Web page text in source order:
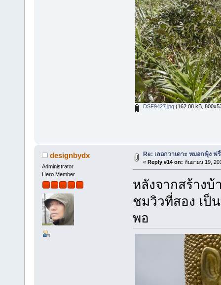
_DSF9427.jpg(162.08 kB,
designbydx
Administrator
Hero Member
Re: เลอกวาเดาะ หมอกฟุ้ง ฟ
« Reply #14 on: กันยายน 19,
หลังจากสร้างบ้
ชมวิวที่สอง เป็
พอ